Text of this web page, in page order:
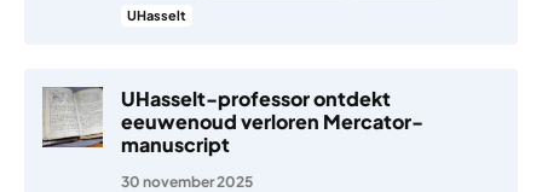
UHasselt
UHasselt-professor ontdekt
eeuwenoud verloren Mercator-
manuscript
30 november 2025